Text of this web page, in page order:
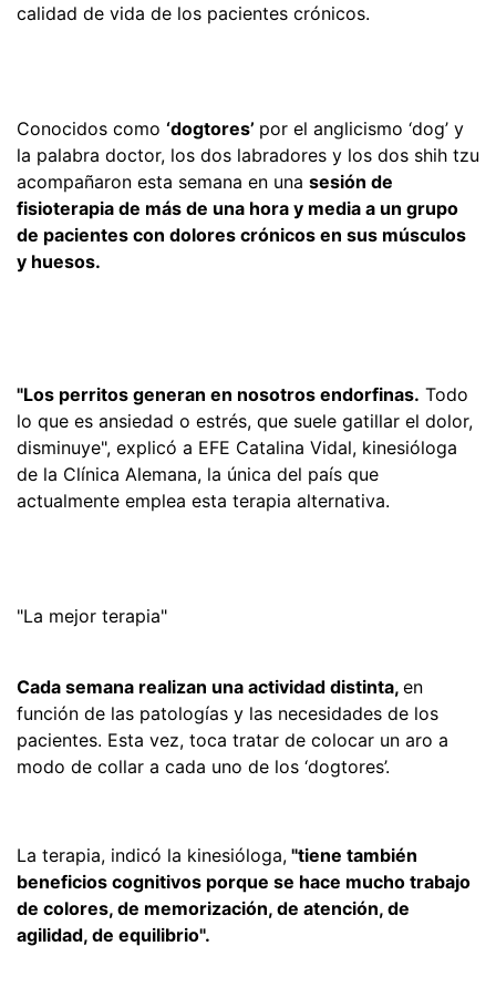
calidad de vida de los pacientes crónicos.
Conocidos como ‘dogtores’ por el anglicismo ‘dog’ y
la palabra doctor, los dos labradores y los dos shih tzu
acompañaron esta semana en una sesión de
fisioterapia de más de una hora y media a un grupo
de pacientes con dolores crónicos en sus músculos
y huesos.
"Los perritos generan en nosotros endorfinas. Todo
lo que es ansiedad o estrés, que suele gatillar el dolor,
disminuye", explicó a EFE Catalina Vidal, kinesióloga
de la Clínica Alemana, la única del país que
actualmente emplea esta terapia alternativa.
"La mejor terapia"
Cada semana realizan una actividad distinta, en
función de las patologías y las necesidades de los
pacientes. Esta vez, toca tratar de colocar un aro a
modo de collar a cada uno de los ‘dogtores’.
La terapia, indicó la kinesióloga, "tiene también
beneficios cognitivos porque se hace mucho trabajo
de colores, de memorización, de atención, de
agilidad, de equilibrio".